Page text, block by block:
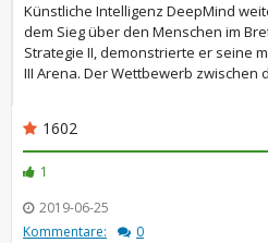
Künstliche Intelligenz DeepMind
dem Sieg über den Menschen im
Strategie II, demonstrierte er seine
III Arena. Der Wettbewerb zwischen
1602
1
2019-06-25
Kommentare:
0